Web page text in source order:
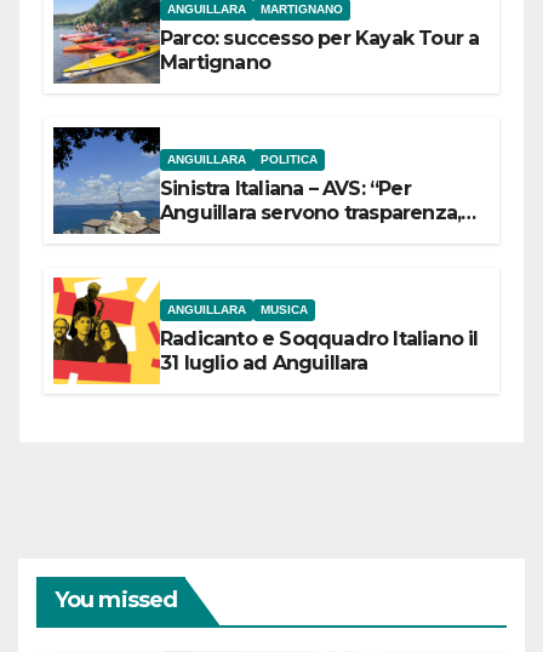
ANGUILLARA MARTIGNANO
Parco: successo per Kayak Tour a
Martignano
ANGUILLARA POLITICA
Sinistra Italiana – AVS: “Per
Anguillara servono trasparenza,
ANGUILLARA MUSICA
Radicanto e Soqquadro Italiano il
31 luglio ad Anguillara
You missed